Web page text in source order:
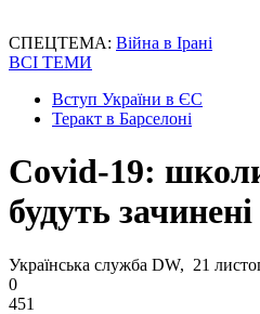
СПЕЦТЕМА: Війна в Ірані
ВСІ ТЕМИ
Вступ України в ЄС
Теракт в Барселоні
Covid-19:
будуть
Українська служба DW, 21
0
451